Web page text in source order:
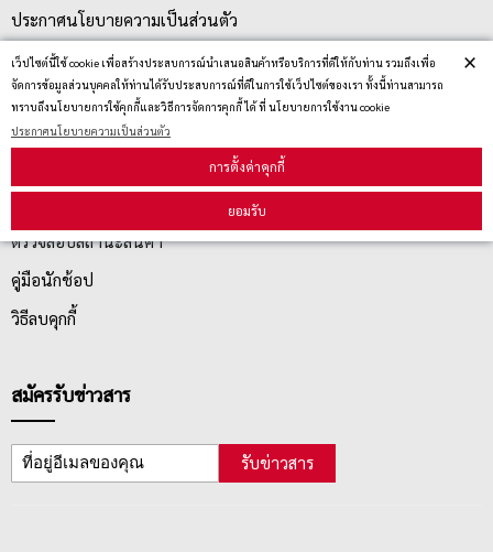
เว็ปไซต์นี้ใช้ cookie เพื่อสร้างประสบการณ์นำเสนอสินค้าหรือบริการที่ดีให้กับท่าน รวมถึงเพื่อ
จัดการข้อมูลส่วนบุคคลให้ท่านได้รับประสบการณ์ที่ดีในการใช้เว็ปไซต์ของเรา ทั้งนี้ท่านสามารถ
ทราบถึงนโยบายการใช้คุกกี้และวิธีการจัดการคุกกี้ ได้ ที่ นโยบายการใช้งาน cookie
ประกาศนโยบายความเป็นส่วนตัว
การตั้งค่าคุกกี้
ยอมรับ
×
ประกาศนโยบายความเป็นส่วนตัว
นโยบายการจัดส่ง
นโยบายการเปลี่ยน/คืน สินค้า
ตรวจสอบสถานะสินค้า
คู่มือนักช้อป
วิธีลบคุกกี้
สมัครรับข่าวสาร
รับข่าวสาร